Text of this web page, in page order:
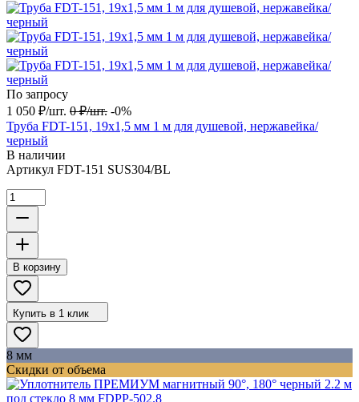
По запросу
1 050 ₽/шт. 0 ₽/шт. -0%
Труба FDT-151, 19х1,5 мм 1 м для душевой, нержавейка/
черный
В наличии
Артикул FDT-151 SUS304/BL
В корзину
Купить в 1 клик
8 мм
Скидки от объема